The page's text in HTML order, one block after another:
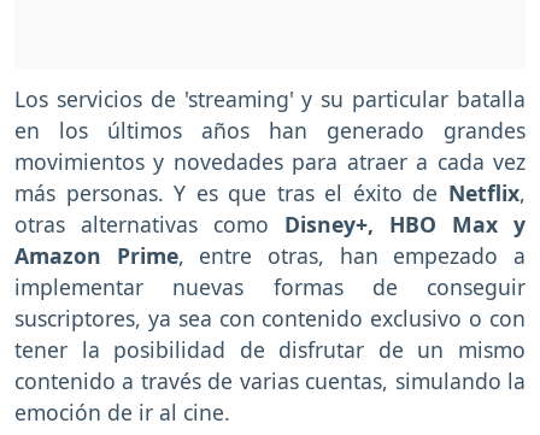
Los servicios de 'streaming' y su particular batalla
en los últimos años han generado grandes
movimientos y novedades para atraer a cada vez
más personas. Y es que tras el éxito de Netflix,
otras alternativas como Disney+, HBO Max y
Amazon Prime, entre otras, han empezado a
implementar nuevas formas de conseguir
suscriptores, ya sea con contenido exclusivo o con
tener la posibilidad de disfrutar de un mismo
contenido a través de varias cuentas, simulando la
emoción de ir al cine.